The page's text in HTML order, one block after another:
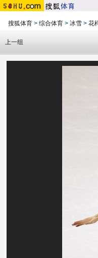
搜狐体育 > 综合体育 > 冰雪 > 花
上一组